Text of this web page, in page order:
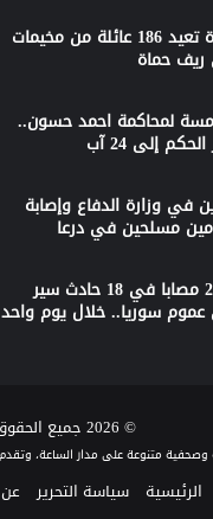
قافلة جديدة تعيد 186 عائلة من مخيمات
ريف حماة
لمحاكمة احمد حسون..
إلى 24 آب
في وزارة الدفاع وإصابة
مسلحين في درعا
3 وفيات و21 مصابا في 18 حادث سير
سوريا.. خلال يوم واحد
© 2026 جميع الحقوق محفوظة لفرش أون لاين
الرئيسية سياسة التحرير